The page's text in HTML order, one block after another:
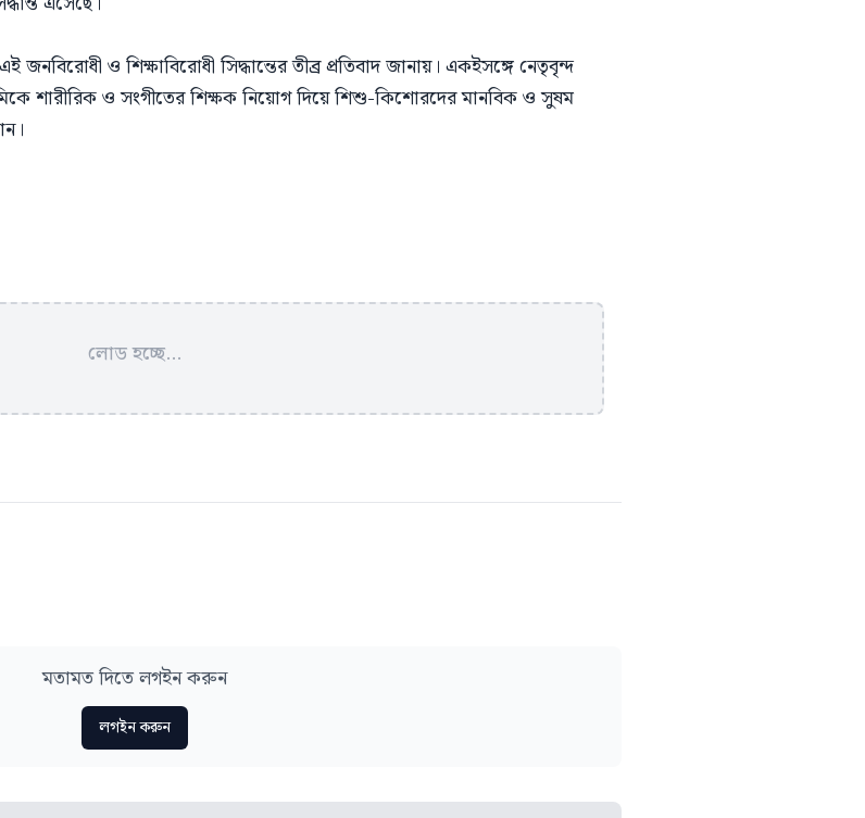
জনবিরোধী ও শিক্ষাবিরোধী সিদ্ধান্তের তীব্র প্রতিবাদ জানায়। একইসঙ্গে নেতৃবৃন্দ
শারীরিক ও সংগীতের শিক্ষক নিয়োগ দিয়ে শিশু-কিশোরদের মানবিক ও সুষম
লোড হচ্ছে...
মতামত দিতে লগইন করুন
লগইন করুন